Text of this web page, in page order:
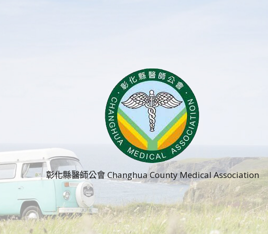
彰化縣醫師公會 Changhua County Medical Association